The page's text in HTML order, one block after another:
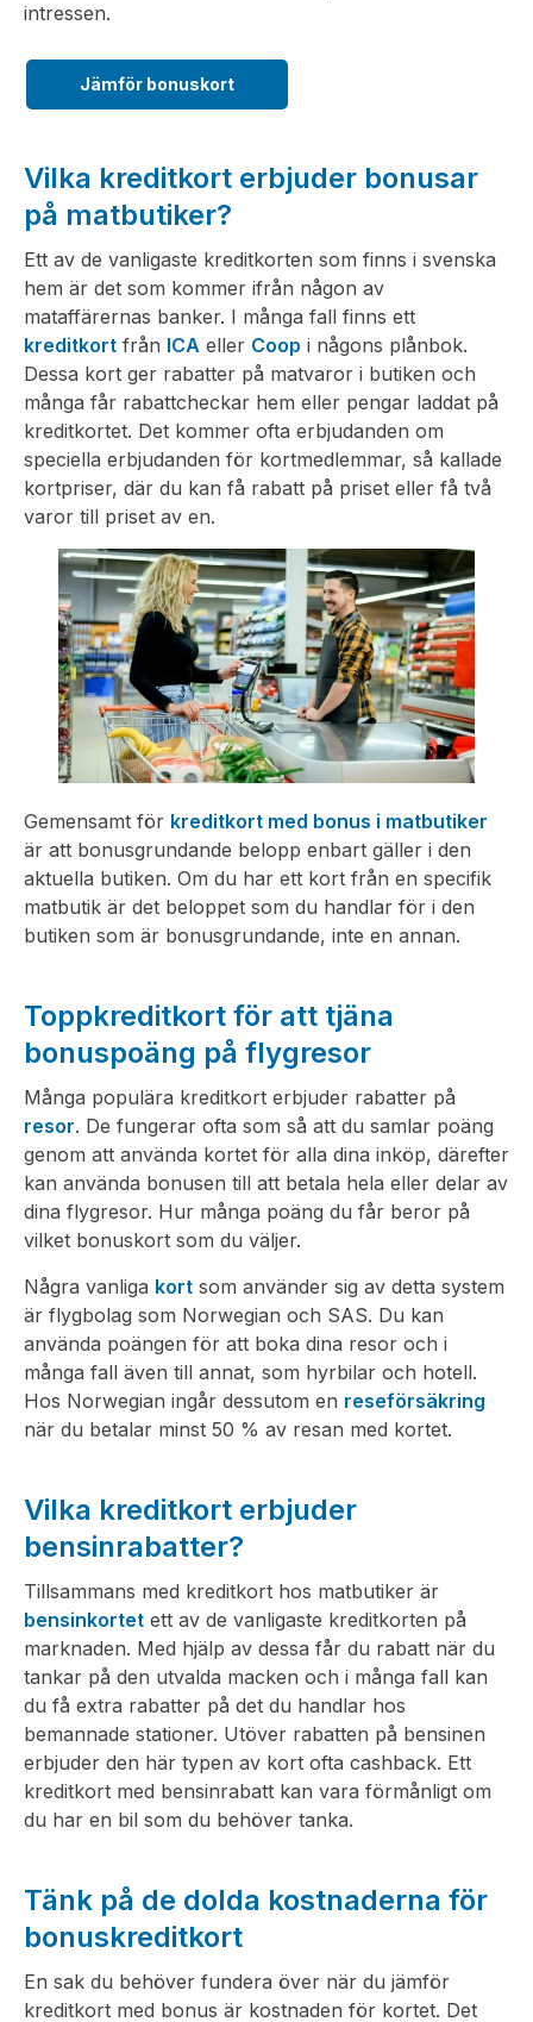
intressen.
Jämför bonuskort
Vilka kreditkort erbjuder bonusar
på matbutiker?
Ett av de vanligaste kreditkorten som finns i svenska
hem är det som kommer ifrån någon av
mataffärernas banker. I många fall finns ett
kreditkort från ICA eller Coop i någons plånbok.
Dessa kort ger rabatter på matvaror i butiken och
många får rabattcheckar hem eller pengar laddat på
kreditkortet. Det kommer ofta erbjudanden om
speciella erbjudanden för kortmedlemmar, så kallade
kortpriser, där du kan få rabatt på priset eller få två
varor till priset av en.
Gemensamt för kreditkort med bonus i matbutiker
är att bonusgrundande belopp enbart gäller i den
aktuella butiken. Om du har ett kort från en specifik
matbutik är det beloppet som du handlar för i den
butiken som är bonusgrundande, inte en annan.
Toppkreditkort för att tjäna
bonuspoäng på flygresor
Många populära kreditkort erbjuder rabatter på
resor. De fungerar ofta som så att du samlar poäng
genom att använda kortet för alla dina inköp, därefter
kan använda bonusen till att betala hela eller delar av
dina flygresor. Hur många poäng du får beror på
vilket bonuskort som du väljer.
Några vanliga kort som använder sig av detta system
är flygbolag som Norwegian och SAS. Du kan
använda poängen för att boka dina resor och i
många fall även till annat, som hyrbilar och hotell.
Hos Norwegian ingår dessutom en reseförsäkring
när du betalar minst 50 % av resan med kortet.
Vilka kreditkort erbjuder
bensinrabatter?
Tillsammans med kreditkort hos matbutiker är
bensinkortet ett av de vanligaste kreditkorten på
marknaden. Med hjälp av dessa får du rabatt när du
tankar på den utvalda macken och i många fall kan
du få extra rabatter på det du handlar hos
bemannade stationer. Utöver rabatten på bensinen
erbjuder den här typen av kort ofta cashback. Ett
kreditkort med bensinrabatt kan vara förmånligt om
du har en bil som du behöver tanka.
Tänk på de dolda kostnaderna för
bonuskreditkort
En sak du behöver fundera över när du jämför
kreditkort med bonus är kostnaden för kortet. Det